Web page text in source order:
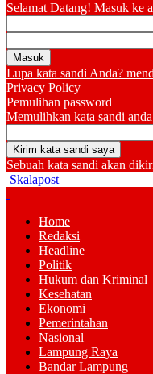
Selamat Datang! Masuk ke
Lupa kata sandi Anda?
Privacy Policy
Pemulihan password
Memulihkan kata sandi anda
Sebuah kata sandi akan
Skalapost
Home
Redaksi
Headline
Politik
Hukum dan Kriminal
Kesehatan
Ekonomi
Pemerintahan
Nasional
Lampung Raya
Bandar Lampung